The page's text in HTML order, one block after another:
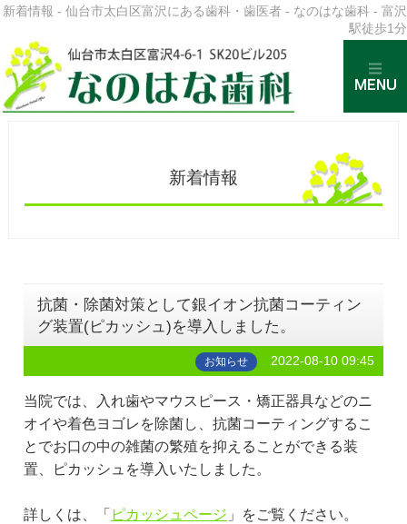
新着情報 - 仙台市太白区富沢にある歯科・歯医者 - なのはな歯科 - 富沢
駅徒歩1分
新着情報
抗菌・除菌対策として銀イオン抗菌コーティン
グ装置(ピカッシュ)を導入しました。
お知らせ 2022-08-10 09:45
当院では、入れ歯やマウスピース・矯正器具などのニ
オイや着色ヨゴレを除菌し、抗菌コーティングするこ
とでお口の中の雑菌の繁殖を抑えることができる装
置、ピカッシュを導入いたしました。
詳しくは、「 ピカッシュページ 」をご覧ください。